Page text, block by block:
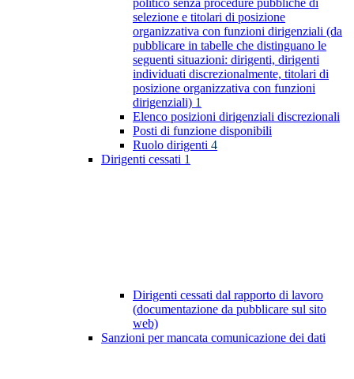
politico senza procedure pubbliche di
selezione e titolari di posizione
organizzativa con funzioni dirigenziali (da
pubblicare in tabelle che distinguano le
seguenti situazioni: dirigenti, dirigenti
individuati discrezionalmente, titolari di
posizione organizzativa con funzioni
dirigenziali) 1
Elenco posizioni dirigenziali discrezionali
Posti di funzione disponibili
Ruolo dirigenti 4
Dirigenti cessati 1
Dirigenti cessati dal rapporto di lavoro
(documentazione da pubblicare sul sito
web)
Sanzioni per mancata comunicazione dei dati